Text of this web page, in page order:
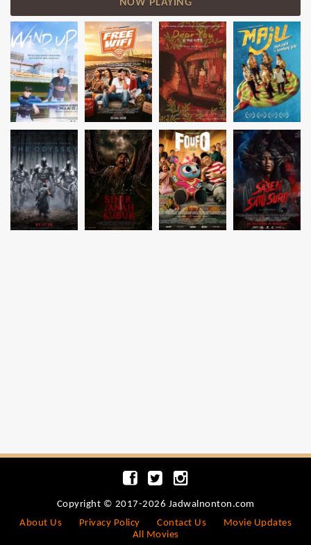
NOW PLAYING
Copyright © 2017-2026 Jadwalnonton.com
About Us
Privacy Policy Contact Us
Movie Updates
All Movies